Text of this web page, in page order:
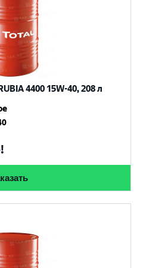
4400 15W-40, 208 л